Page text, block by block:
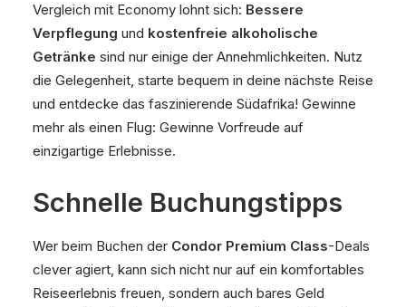
Vergleich mit Economy lohnt sich: Bessere
Verpflegung und kostenfreie alkoholische
Getränke sind nur einige der Annehmlichkeiten. Nutz
die Gelegenheit, starte bequem in deine nächste Reise
und entdecke das faszinierende Südafrika! Gewinne
mehr als einen Flug: Gewinne Vorfreude auf
einzigartige Erlebnisse.
Schnelle Buchungstipps
Wer beim Buchen der Condor Premium Class-Deals
clever agiert, kann sich nicht nur auf ein komfortables
Reiseerlebnis freuen, sondern auch bares Geld